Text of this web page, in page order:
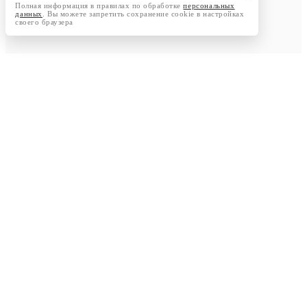
Полная информация в правилах по обработкеперсональных
данных
. Вы можете запретить сохранение cookie в настройках
своего браузера